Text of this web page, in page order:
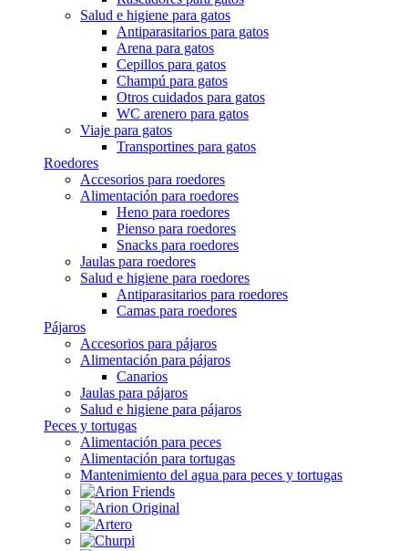
Salud e higiene para gatos
Antiparasitarios para gatos
Arena para gatos
Cepillos para gatos
Champú para gatos
Otros cuidados para gatos
WC arenero para gatos
Viaje para gatos
Transportines para gatos
Roedores
Accesorios para roedores
Alimentación para roedores
Heno para roedores
Pienso para roedores
Snacks para roedores
Jaulas para roedores
Salud e higiene para roedores
Antiparasitarios para roedores
Camas para roedores
Pájaros
Accesorios para pájaros
Alimentación para pájaros
Canarios
Jaulas para pájaros
Salud e higiene para pájaros
Peces y tortugas
Alimentación para peces
Alimentación para tortugas
Mantenimiento del agua para peces y tortugas